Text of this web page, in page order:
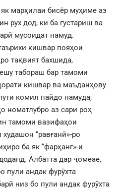
марҳилаи бисёр муҳиме аз
рух дод, ки ба густариш ва
мусоидат намуд.
кишвар пояҳои
тақвият бахшида,
табораш бар тамоми
кишвар ва маъданҳову
комил пайдо намуда,
номатлубро аз сари роҳ
тамоми вазифаҳои
“равғанӣ»-ро
ба як “фарҳанг»-и
Албатта дар ҷомеае,
пули андак фурӯхта
низ бо пули андак фурӯхта